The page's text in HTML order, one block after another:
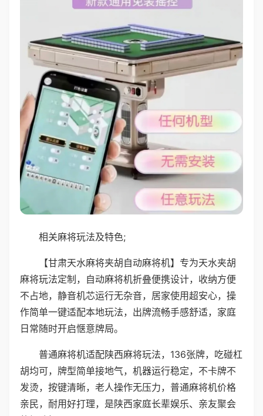
相关麻将玩法及特色;
【甘肃天水麻将夹胡自动麻将机】专为天水夹胡
麻将玩法定制，自动麻将机折叠便携设计，收纳方便
不占地，静音机芯运行无杂音，居家使用超安心，操
作简单一键适配本地玩法，出牌流畅手感舒适，家庭
日常随时开启惬意牌局。
普通麻将机适配陕西麻将玩法，136张牌，吃碰杠
胡均可，牌型简单接地气，机器运行稳定，不卡牌不
发烫，按键清晰，老人操作无压力，普通麻将机价格
亲民，耐用好打理，是陕西家庭长辈娱乐、亲友聚会